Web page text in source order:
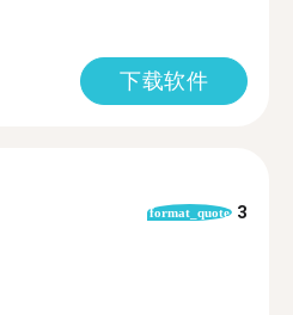
下载软件
format_quote 3